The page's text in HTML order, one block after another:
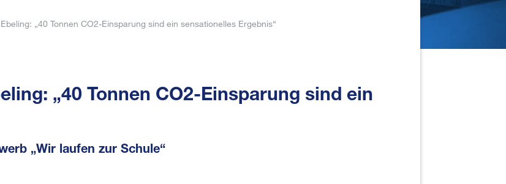
„40 Tonnen CO2-Einsparung sind ein sensationelles Ergebnis“
„40 Tonnen CO2-Einsparung sind ein
„Wir laufen zur Schule“